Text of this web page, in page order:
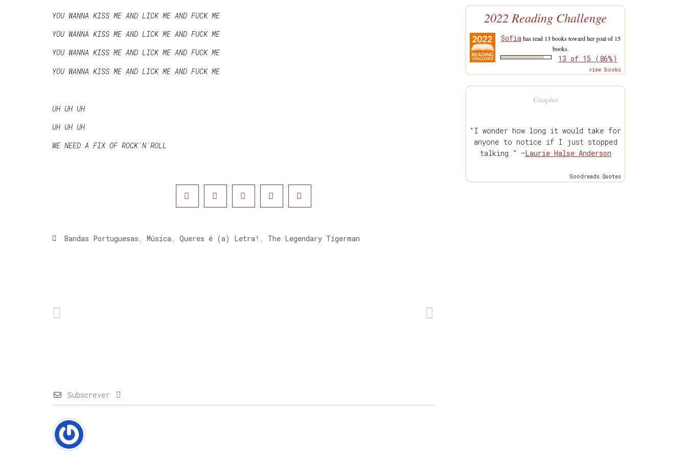
YOU WANNA KISS ME AND LICK ME AND FUCK ME
YOU WANNA KISS ME AND LICK ME AND FUCK ME
YOU WANNA KISS ME AND LICK ME AND FUCK ME
YOU WANNA KISS ME AND LICK ME AND FUCK ME
UH UH UH
UH UH UH
WE NEED A FIX OF ROCK´N´ROLL
Bandas Portuguesas Música Queres é (a) Letra! The Legendary Tigerman
Subscrever
2022 Reading Challenge
Sofiahas read 13 books toward her goal of 15
books.
13 of 15 (86%)
view books
Citações
“I wonder how long it would take for
anyone to notice if I just stopped
talking.” —Laurie Halse Anderson
Goodreads Quotes